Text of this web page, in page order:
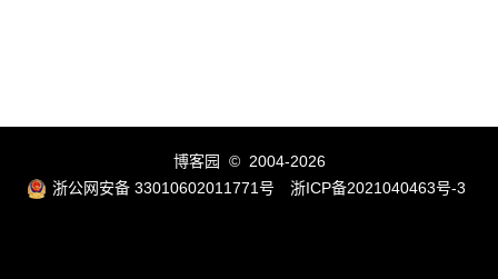
博客园
© 2004-2026
浙公网安备 33010602011771号
浙ICP备2021040463号-3